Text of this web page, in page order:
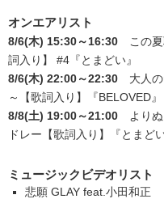
オンエアリスト
8/6(木) 15:30～16:30
この
詞入り】 #4 『とまどい』
8/6(木) 22:00～22:30
大人
～【歌詞入り】
『BELOVED』
8/8(土) 19:00～21:00
より
ドレー【歌詞入り】
『とまど
ミュージックビデオリスト
悲願 GLAY feat.小田和正